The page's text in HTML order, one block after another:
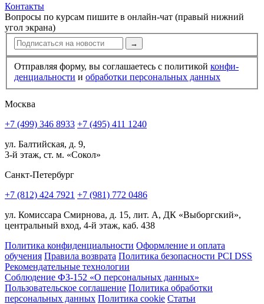
Контакты
Вопросы по курсам пишите в онлайн-чат (правый нижний
угол экрана)
→
Отправляя форму, вы соглашаетесь с политикой конфи­
ден­циальности и обработки персональных данных
Москва
+7 (499) 346 8933 +7 (495) 411 1240
ул. Балтийская, д. 9,
3-й этаж, ст. м. «Сокол»
Санкт-Петербург
+7 (812) 424 7921 +7 (981) 772 0486
ул. Комиссара Смирнова, д. 15, лит. А, ДК «Выборгский»,
центральный вход, 4-й этаж, каб. 438
Политика конфиденциальности Оформление и оплата
обучения Правила возврата Политика безопасности PCI DSS
Рекомендательные технологии
Соблюдение ФЗ-152 «О персональ­ных данных»
Пользовательское соглашение Политика обработки
персональных данных Политика cookie Статьи